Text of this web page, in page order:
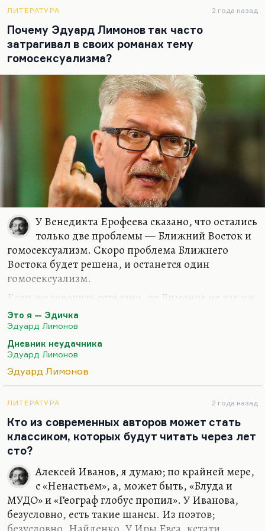
тоже дистанцировался, в отличие от Головина с
его экспериментами. Мамлеев был прежде всего
писатель, как и Кроули, кстати.
Лимонов вообще был литератор par excellence. Он
в это…
ЛИТЕРАТУРА 2 года назад
Почему Эдуард Лимонов так часто
затрагивал в своих романах тему
гомосексуализма?
У Венедикта Ерофеева сказано, что остались
только две проблемы — Ближний Восток и
гомосексуализм. Скоро проблема Ближнего
Востока будет решена, и останется один
гомосексуализм.
Если же говорить серьезно, то Лимонов не так уж
часто эту тему затрагивал. Она его вообще не
волновала абсолютно, в отличие от некоторых
потребителей романа «Это я, Эдичка».
Гомосексуальная тема есть в «Эдичке», есть в
«Дневнике неудачника» — собственно, и всё.
Почему-то секс — это очень интересно. Лимонов
любил писать интересно, умел. Его занимали
темы кулинарии, секса, одиночества — всё, что
интересно.
А почему секс так интересен, я до сих пор не
понимаю. Я вот…
Это я — Эдичка
Эдуард Лимонов
Дневник неудачника
Эдуард Лимонов
Эдуард Лимонов
ЛИТЕРАТУРА 2 года назад
Кто из современных авторов может стать
классиком, которых будут читать через лет
сто?
Алексей Иванов, я думаю; по крайней мере,
с «Ненастьем», а, может быть, «Блуда и
МУДО» и «Географ глобус пропил». У Иванова,
безусловно, есть такие шансы. Из поэтов;